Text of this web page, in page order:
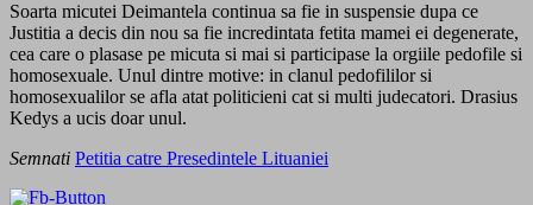
Soarta micutei Deimantela continua sa fie in suspensie dupa ce
Justitia a decis din nou sa fie incredintata fetita mamei ei degenerate,
cea care o plasase pe micuta si mai si participase la orgiile pedofile si
homosexuale. Unul dintre motive: in clanul pedofililor si
homosexualilor se afla atat politicieni cat si multi judecatori. Drasius
Kedys a ucis doar unul.
Semnati Petitia catre Presedintele Lituaniei